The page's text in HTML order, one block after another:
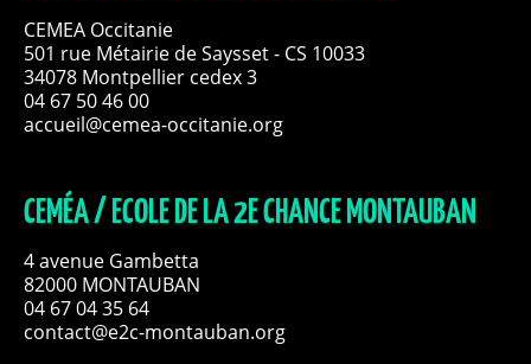
CEMEA Occitanie
501 rue Métairie de Saysset - CS 10033
34078 Montpellier cedex 3
04 67 50 46 00
accueil@cemea-occitanie.org
CEMÉA / ECOLE DE LA 2E CHANCE MONTAUBAN
4 avenue Gambetta
82000 MONTAUBAN
04 67 04 35 64
contact@e2c-montauban.org